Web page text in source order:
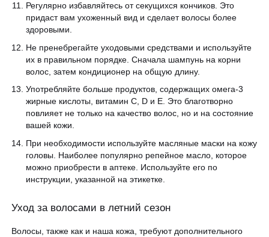
Регулярно избавляйтесь от секущихся кончиков. Это
придаст вам ухоженный вид и сделает волосы более
здоровыми.
Не пренебрегайте уходовыми средствами и используйте
их в правильном порядке. Сначала шампунь на корни
волос, затем кондиционер на общую длину.
Употребляйте больше продуктов, содержащих омега-3
жирные кислоты, витамин С, D и Е. Это благотворно
повлияет не только на качество волос, но и на состояние
вашей кожи.
При необходимости используйте масляные маски на кожу
головы. Наиболее популярно репейное масло, которое
можно приобрести в аптеке. Используйте его по
инструкции, указанной на этикетке.
Уход за волосами в летний сезон
Волосы, также как и наша кожа, требуют дополнительного